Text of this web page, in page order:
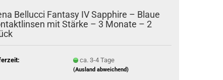
Bellucci Fantasy IV Sapphire – Blaue
mit Stärke – 3 Monate – 2
ca. 3-4 Tage
(Ausland abweichend)